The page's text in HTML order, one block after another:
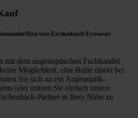
von Eschenbach Eyewear
mit dem augenoptischen Fachhandel
Möglichkeit, eine Brille direkt bei
Sie sich an ein Augenoptik-
oder nutzen Sie einfach unsere
Partner in Ihrer Nähe zu